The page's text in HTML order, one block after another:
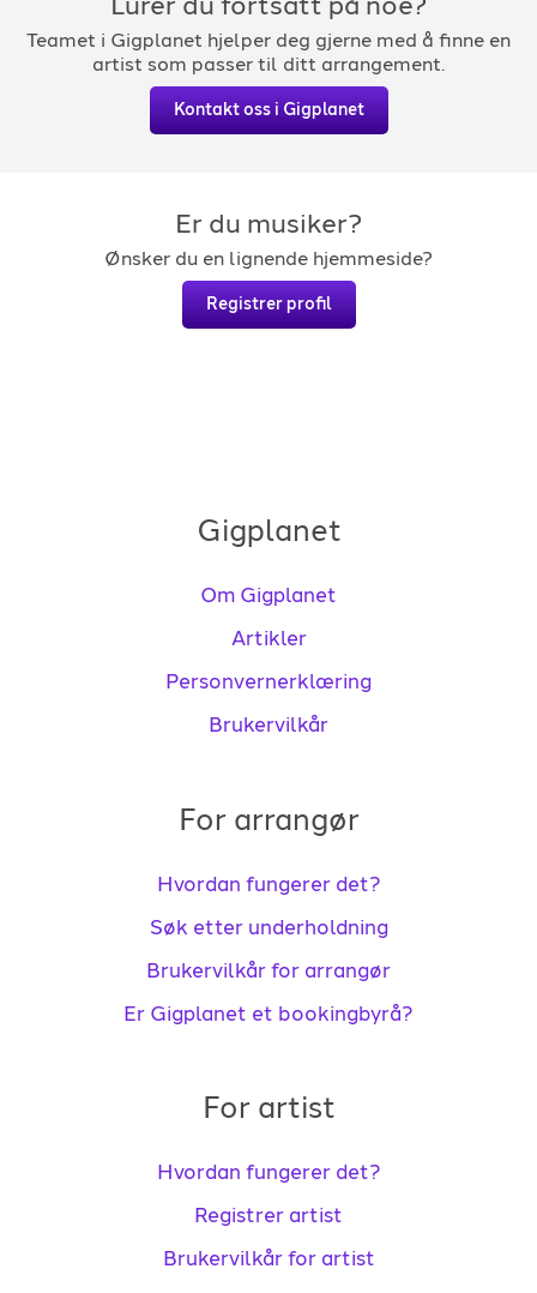
Teamet i Gigplanet hjelper deg gjerne med å finne en
artist som passer til ditt arrangement.
Kontakt oss i Gigplanet
Er du musiker?
Ønsker du en lignende hjemmeside?
Registrer profil
Gigplanet
Om Gigplanet
Artikler
Personvernerklæring
Brukervilkår
For arrangør
Hvordan fungerer det?
Søk etter underholdning
Brukervilkår for arrangør
Er Gigplanet et bookingbyrå?
For artist
Hvordan fungerer det?
Registrer artist
Brukervilkår for artist